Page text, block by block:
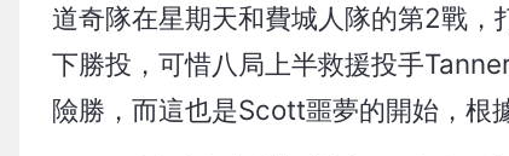
道奇隊在星期天和費城人隊的第2戰
下勝投，可惜八局上半救援投手
險勝，而這也是Scott噩夢的開始，根